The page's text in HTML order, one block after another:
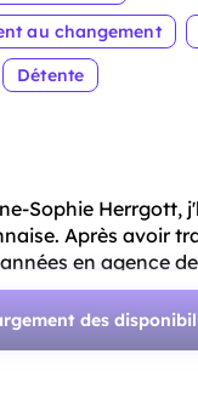
au changement
Détente
Sophie Herrgott,
Après avoir
en agence de
la vie
beaucoup plus en
lien avec mes
des